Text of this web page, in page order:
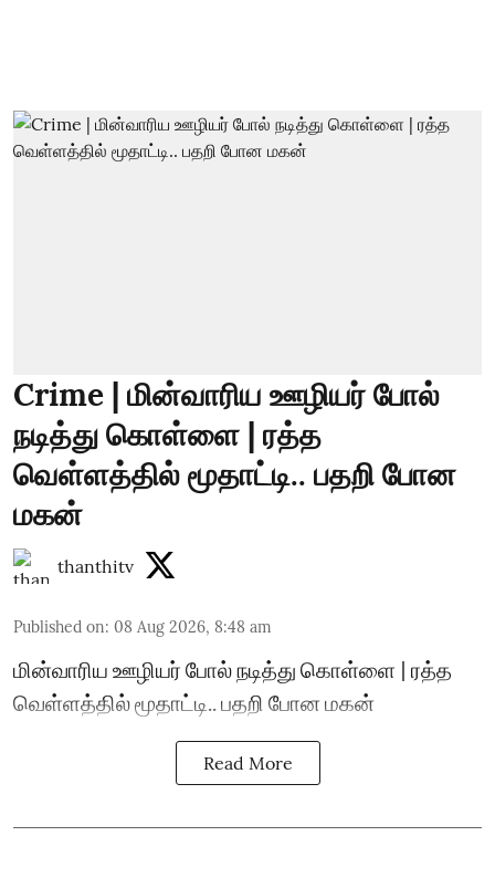
Crime | மின்வாரிய ஊழியர் போல்
நடித்து கொள்ளை | ரத்த
வெள்ளத்தில் மூதாட்டி.. பதறி போன
மகன்
thanthitv
Published on: 08 Aug 2026, 8:48 am
மின்வாரிய ஊழியர் போல் நடித்து கொள்ளை | ரத்த
வெள்ளத்தில் மூதாட்டி.. பதறி போன மகன்
Read More